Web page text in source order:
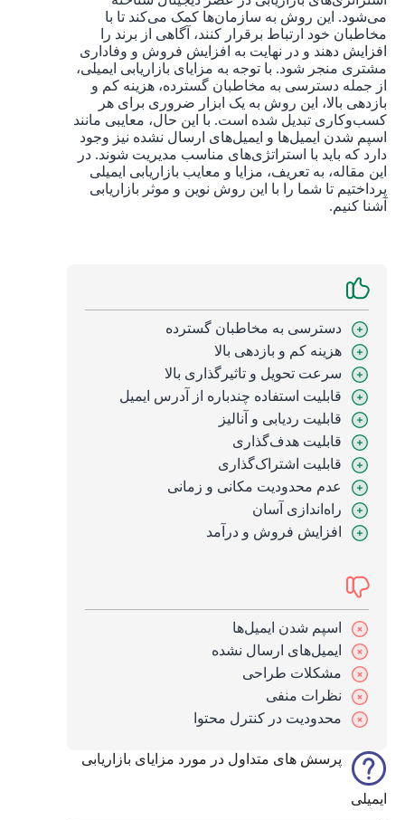
می‌شود. این روش به سازمان‌ها کمک می‌کند تا با
مخاطبان خود ارتباط برقرار کنند، آگاهی از برند را
افزایش دهند و در نهایت به افزایش فروش و وفاداری
مشتری منجر شود. با توجه به مزایای بازاریابی ایمیلی،
از جمله دسترسی به مخاطبان گسترده، هزینه کم و
بازدهی بالا، این روش به یک ابزار ضروری برای هر
کسب‌وکاری تبدیل شده است. با این حال، معایبی مانند
اسپم شدن ایمیل‌ها و ایمیل‌های ارسال نشده نیز وجود
دارد که باید با استراتژی‌های مناسب مدیریت شوند. در
این مقاله، به تعریف، مزایا و معایب بازاریابی ایمیلی
پرداختیم تا شما را با این روش نوین و موثر بازاریابی
آشنا کنیم.
دسترسی به مخاطبان گسترده
هزینه کم و بازدهی بالا
سرعت تحویل و تاثیرگذاری بالا
قابلیت استفاده چندباره از آدرس ایمیل
قابلیت ردیابی و آنالیز
قابلیت هدف‌گذاری
قابلیت اشتراک‌گذاری
عدم محدودیت مکانی و زمانی
راه‌اندازی آسان
افزایش فروش و درآمد
اسپم شدن ایمیل‌ها
ایمیل‌های ارسال نشده
مشکلات طراحی
نظرات منفی
محدودیت در کنترل محتوا
پرسش های متداول در مورد مزایای بازاریابی
ایمیلی